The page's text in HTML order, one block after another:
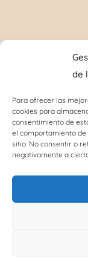
de
Para ofrecer las
cookies para
consentimiento de
el comportamiento de
sitio. No consentir o
negativamente a